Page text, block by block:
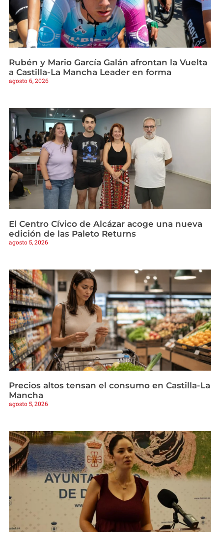
Rubén y Mario García Galán afrontan la Vuelta
a Castilla-La Mancha Leader en forma
agosto 6, 2026
El Centro Cívico de Alcázar acoge una nueva
edición de las Paleto Returns
agosto 5, 2026
Precios altos tensan el consumo en Castilla-La
Mancha
agosto 5, 2026